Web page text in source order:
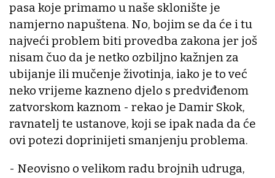
pasa koje primamo u naše sklonište je
namjerno napuštena. No, bojim se da će i tu
najveći problem biti provedba zakona jer još
nisam čuo da je netko ozbiljno kažnjen za
ubijanje ili mučenje životinja, iako je to već
neko vrijeme kazneno djelo s predviđenom
zatvorskom kaznom - rekao je Damir Skok,
ravnatelj te ustanove, koji se ipak nada da će
ovi potezi doprinijeti smanjenju problema.
- Neovisno o velikom radu brojnih udruga,